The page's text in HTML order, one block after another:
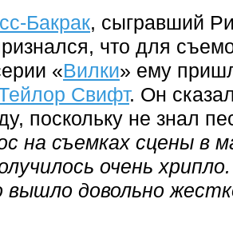
Бакрак, сыгравший
что для
«Вилки» ему
Свифт. Он
поскольку не знал
на съемках сцены в
очень
вышло довольно